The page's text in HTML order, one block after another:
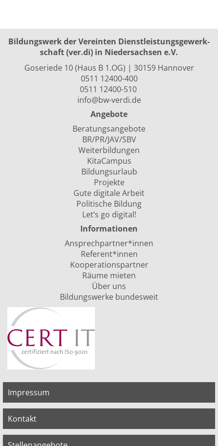
Bildungswerk der Vereinten Dienst­leis­tungs­ge­werk­
schaft (ver.di) in Niedersachsen e.V.
Goseriede 10 (Haus B 1.OG) | 30159 Hannover
0511 12400-400
0511 12400-510
info@bw-verdi.de
Angebote
Beratungsangebote
BR/PR/JAV/SBV
Weiterbildungen
KitaCampus
Bildungsurlaub
Projekte
Gute digitale Arbeit
Politische Bildung
Let‘s go digital!
Informationen
Ansprechpartner*innen
Referent*innen
Kooperationspartner
Räume mieten
Über uns
Bildungswerke bundesweit
Impressum
Kontakt